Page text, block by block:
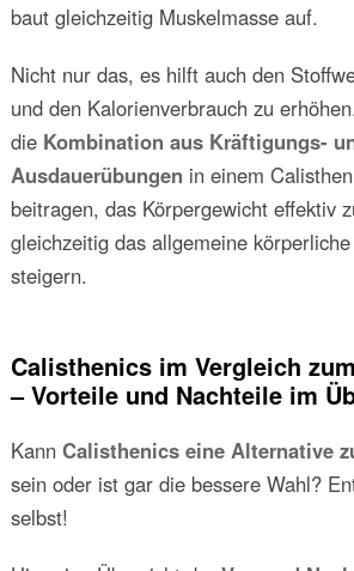
baut gleichzeitig Muskelmasse auf.
Nicht nur das, es hilft auch den
und den Kalorienverbrauch zu
die Kombination aus Kräftigungs-
Ausdauerübungen in einem
beitragen, das Körpergewicht effektiv
gleichzeitig das allgemeine
steigern.
Calisthenics im Vergleich
– Vorteile und Nachteile im
Kann Calisthenics eine Alternative
sein oder ist gar die bessere Wahl?
selbst!